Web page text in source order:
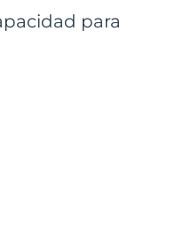
para